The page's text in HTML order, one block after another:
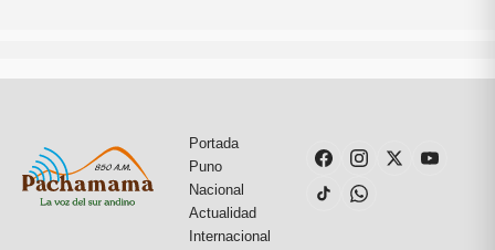
Portada
Puno
Nacional
Actualidad
Internacional